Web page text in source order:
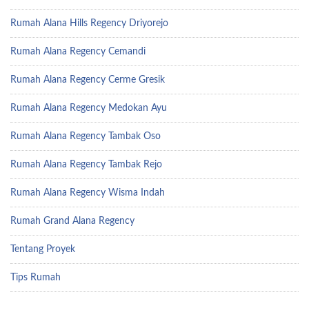
Rumah Alana Hills Regency Driyorejo
Rumah Alana Regency Cemandi
Rumah Alana Regency Cerme Gresik
Rumah Alana Regency Medokan Ayu
Rumah Alana Regency Tambak Oso
Rumah Alana Regency Tambak Rejo
Rumah Alana Regency Wisma Indah
Rumah Grand Alana Regency
Tentang Proyek
Tips Rumah